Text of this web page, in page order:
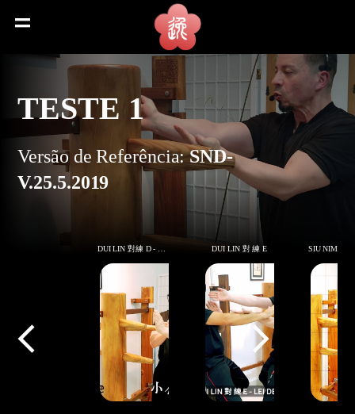
menu
TESTE 1
Versão de Referência:SND-
V.25.5.2019
arrow_back_ios
DUI LIN 對 練 E
arrow_forward_ios